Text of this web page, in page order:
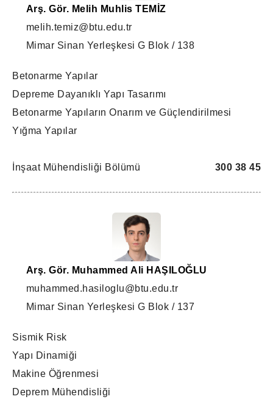
Arş. Gör. Melih Muhlis TEMİZ
melih.temiz@btu.edu.tr
Mimar Sinan Yerleşkesi G Blok / 138
Betonarme Yapılar
Depreme Dayanıklı Yapı Tasarımı
Betonarme Yapıların Onarım ve Güçlendirilmesi
Yığma Yapılar
300 38 45
İnşaat Mühendisliği Bölümü
Arş. Gör. Muhammed Ali HAŞILOĞLU
muhammed.hasiloglu@btu.edu.tr
Mimar Sinan Yerleşkesi G Blok / 137
Sismik Risk
Yapı Dinamiği
Makine Öğrenmesi
Deprem Mühendisliği